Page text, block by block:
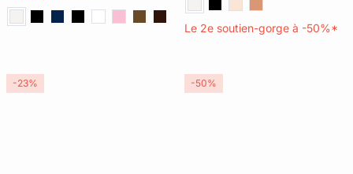
Le 2e soutien-gorge à -50%*
-23% -50%